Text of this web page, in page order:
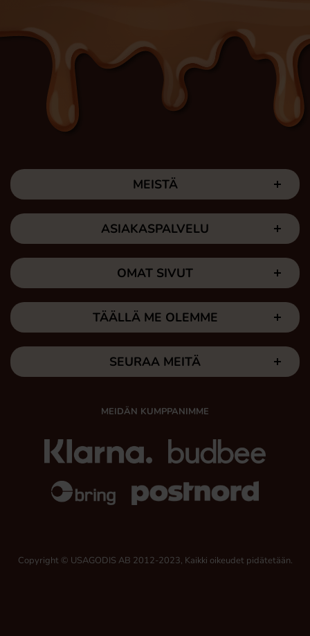
MEISTÄ
ASIAKASPALVELU
OMAT SIVUT
TÄÄLLÄ ME OLEMME
SEURAA MEITÄ
MEIDÄN KUMPPANIMME
Copyright © USAGODIS AB 2012-2023, Kaikki oikeudet pidätetään.